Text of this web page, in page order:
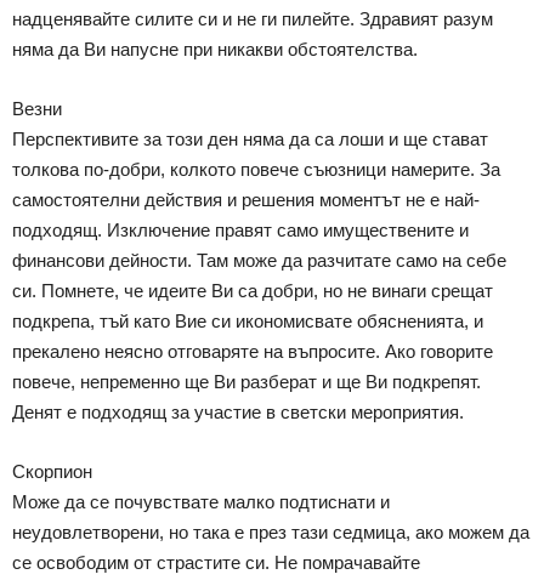
надценявайте силите си и не ги пилейте. Здравият разум
няма да Ви напусне при никакви обстоятелства.
Везни
Перспективите за този ден няма да са лоши и ще стават
толкова по-добри, колкото повече съюзници намерите. За
самостоятелни действия и решения моментът не е най-
подходящ. Изключение правят само имуществените и
финансови дейности. Там може да разчитате само на себе
си. Помнете, че идеите Ви са добри, но не винаги срещат
подкрепа, тъй като Вие си икономисвате обясненията, и
прекалено неясно отговаряте на въпросите. Ако говорите
повече, непременно ще Ви разберат и ще Ви подкрепят.
Денят е подходящ за участие в светски мероприятия.
Скорпион
Може да се почувствате малко подтиснати и
неудовлетворени, но така е през тази седмица, ако можем да
се освободим от страстите си. Не помрачавайте